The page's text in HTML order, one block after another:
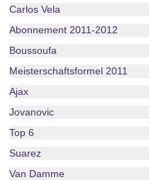
Carlos Vela
Abonnement 2011-2012
Boussoufa
Meisterschaftsformel 2011
Ajax
Jovanovic
Top 6
Suarez
Van Damme